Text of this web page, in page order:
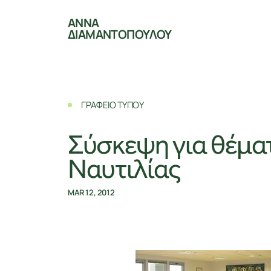
ΑΝΝΑ
ΔΙΑΜΑΝΤΟΠΟΥΛΟΥ
ΓΡΑΦΕΙΟ ΤΥΠΟΥ
Σύσκεψη για
Ναυτιλίας
MAR 12, 2012